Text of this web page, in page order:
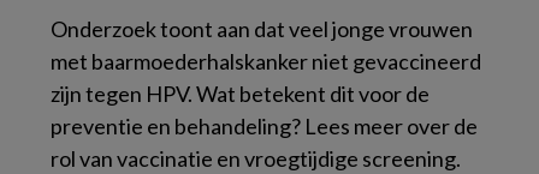
Onderzoek toont aan dat veel jonge vrouwen
met baarmoederhalskanker niet gevaccineerd
zijn tegen HPV. Wat betekent dit voor de
preventie en behandeling? Lees meer over de
rol van vaccinatie en vroegtijdige screening.